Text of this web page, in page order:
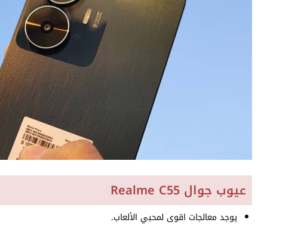
عيوب جوال Realme C55
يوجد معالجات اقوى لمحبي الألعاب.